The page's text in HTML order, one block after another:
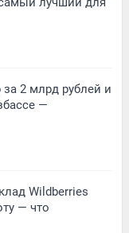
2 млрд рублей и
—
Wildberries
— что